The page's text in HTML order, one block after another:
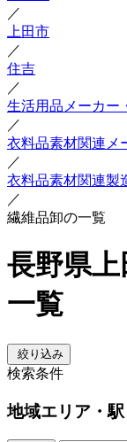
／
上田市
／
住吉
／
生活用品メーカー
／
衣料品素材関連メ
／
衣料品素材関連製
／
繊維品卸の一覧
長野県
一覧
絞り込み
検索条件
地域エリア・駅